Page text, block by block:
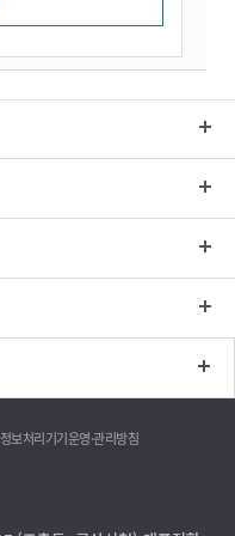
보처리기기운영·관리방침